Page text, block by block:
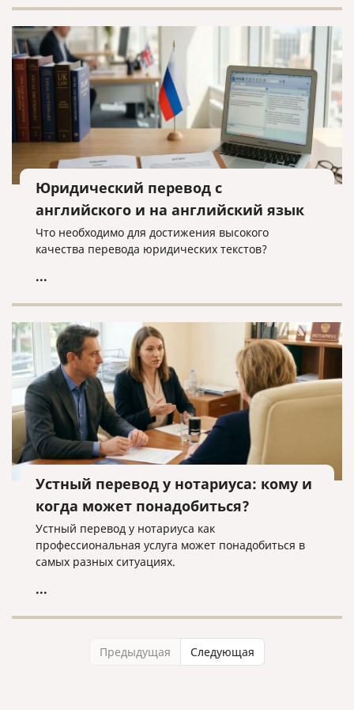
Юридический перевод с
английского и на английский язык
Что необходимо для достижения высокого
качества перевода юридических текстов?
...
Устный перевод у нотариуса: кому и
когда может понадобиться?
Устный перевод у нотариуса как
профессиональная услуга может понадобиться в
самых разных ситуациях.
...
Предыдущая Следующая